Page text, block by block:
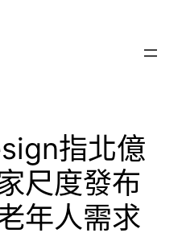
指北億
尺度發布
年人需求